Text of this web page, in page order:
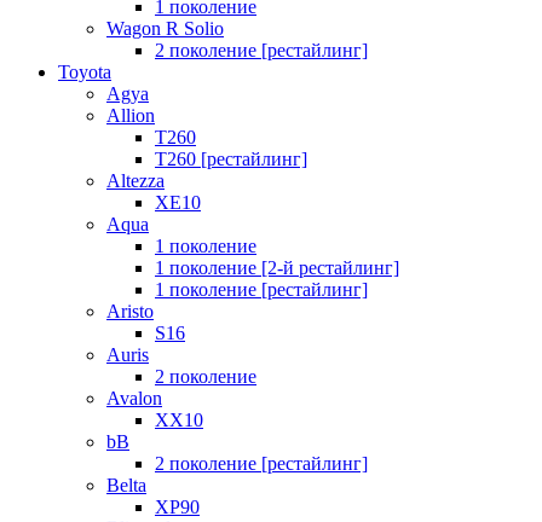
1 поколение
Wagon R Solio
2 поколение [рестайлинг]
Toyota
Agya
Allion
T260
T260 [рестайлинг]
Altezza
XE10
Aqua
1 поколение
1 поколение [2-й рестайлинг]
1 поколение [рестайлинг]
Aristo
S16
Auris
2 поколение
Avalon
XX10
bB
2 поколение [рестайлинг]
Belta
XP90